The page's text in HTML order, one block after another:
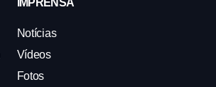
Notícias
Vídeos
Fotos